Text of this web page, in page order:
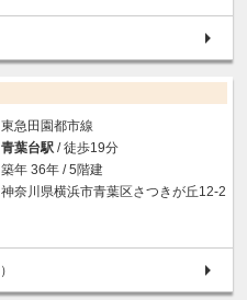
東急田園都市線
青葉台駅 / 徒歩19分
築年 36年 / 5階建
神奈川県横浜市青葉区さつきが丘12-2
）